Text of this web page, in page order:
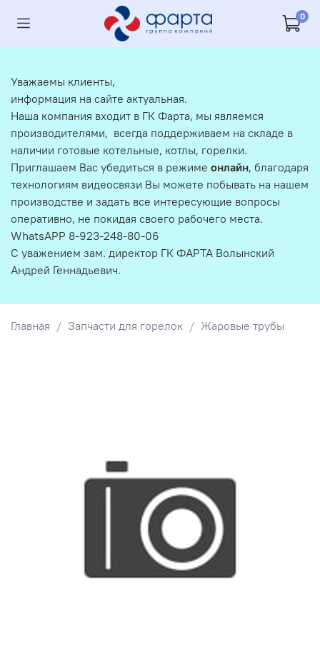
0
Главная Запчасти для горелок Жаровые трубы
Уважаемы клиенты,
информация на сайте актуальная.
Наша компания входит в ГК Фарта, мы являемся
производителями, всегда поддерживаем на складе в
наличии готовые котельные, котлы, горелки.
Приглашаем Вас убедиться в режиме онлайн, благодаря
технологиям видеосвязи Вы можете побывать на нашем
производстве и задать все интересующие вопросы
оперативно, не покидая своего рабочего места.
WhatsAPP 8-923-248-80-06
С уважением зам. директор ГК ФАРТА Волынский
Андрей Геннадьевич.